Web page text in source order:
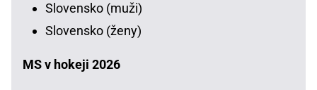
Slovensko (muži)
Slovensko (ženy)
MS v hokeji 2026